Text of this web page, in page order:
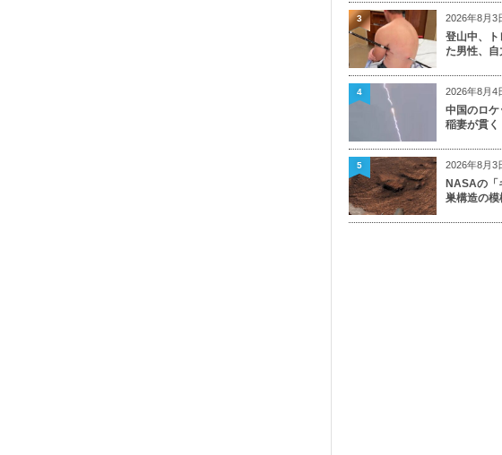
2026年8月3
登山中、
た男性、自
3
2026年8月4
中国のロ
稲妻が貫く
4
2026年8月3
NASAの「
巣構造の模
5